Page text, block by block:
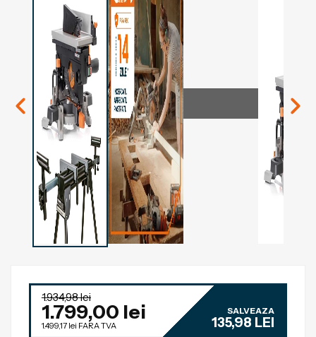
1.934,98 lei
1.799,00 lei
1.499,17 lei FARA TVA
SALVEAZA
135,98 LEI